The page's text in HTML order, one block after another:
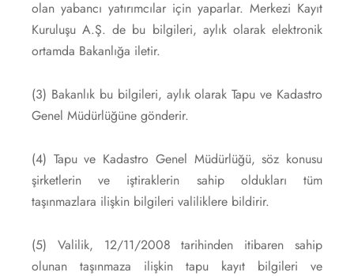
olan yabancı yatırımcılar için yaparlar. Merkezi Kayıt
Kuruluşu A.Ş. de bu bilgileri, aylık olarak elektronik
ortamda Bakanlığa iletir.
(3) Bakanlık bu bilgileri, aylık olarak Tapu ve Kadastro
Genel Müdürlüğüne gönderir.
(4) Tapu ve Kadastro Genel Müdürlüğü, söz konusu
şirketlerin ve iştiraklerin sahip oldukları tüm
taşınmazlara ilişkin bilgileri valiliklere bildirir.
(5) Valilik, 12/11/2008 tarihinden itibaren sahip
olunan taşınmaza ilişkin tapu kayıt bilgileri ve